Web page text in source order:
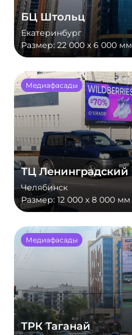
БЦ Штольц
Екатеринбург
Размер:22 000 х 6 000 мм
Медиафасады
ТЦ Ленинградский
Челябинск
Размер: 12 000 х 8 000 мм
Медиафасады
ТРК Таганай